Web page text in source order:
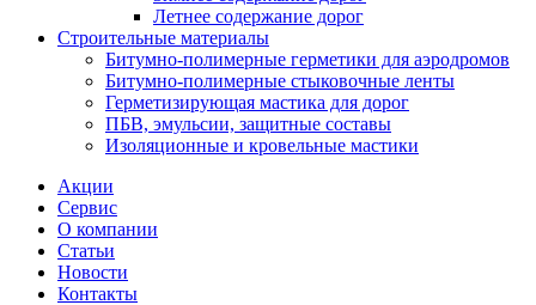
Летнее содержание дорог
Строительные материалы
Битумно-полимерные герметики для аэродромов
Битумно-полимерные стыковочные ленты
Герметизирующая мастика для дорог
ПБВ, эмульсии, защитные составы
Изоляционные и кровельные мастики
Акции
Сервис
О компании
Статьи
Новости
Контакты